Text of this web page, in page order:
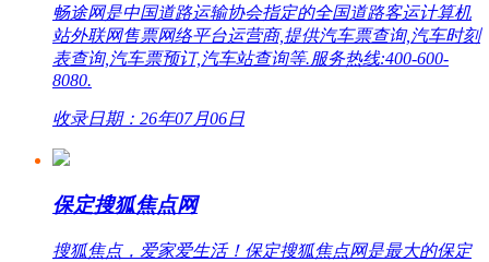
畅途网是中国道路运输协会指定的全国道路客运计算机
站外联网售票网络平台运营商,提供汽车票查询,汽车时刻
表查询,汽车票预订,汽车站查询等.服务热线:400-600-
8080.
收录日期：26年07月06日
保定搜狐焦点网
搜狐焦点，爱家爱生活！保定搜狐焦点网是最大的保定